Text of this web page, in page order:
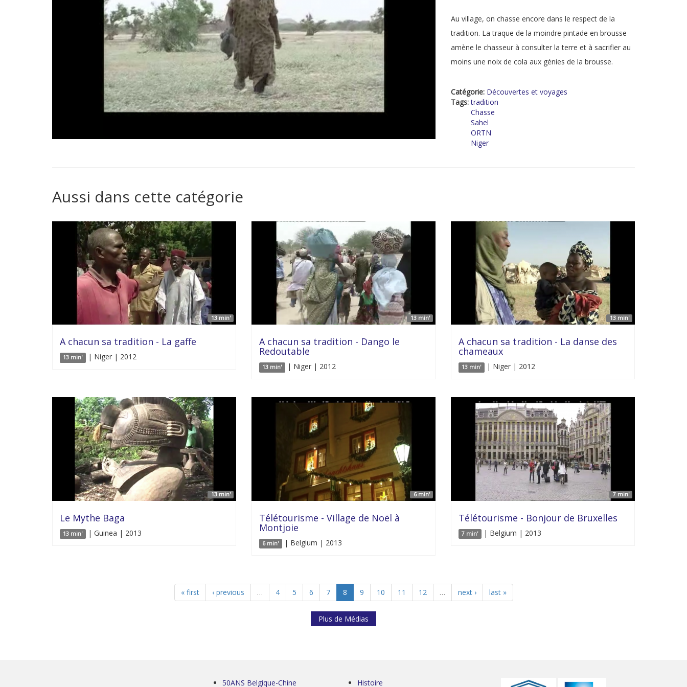
Au village, on chasse encore dans le respect de la
tradition. La traque de la moindre pintade en brousse
amène le chasseur à consulter la terre et à sacrifier au
moins une noix de cola aux génies de la brousse.
Catégorie: Découvertes et voyages
Tags:tradition
Chasse
Sahel
ORTN
Niger
Aussi dans cette catégorie
13 min'
A chacun sa tradition - La gaffe
13 min' | Niger | 2012
13 min'
A chacun sa tradition - Dango le
Redoutable
13 min' | Niger | 2012
13 min'
A chacun sa tradition - La danse des
chameaux
13 min' | Niger | 2012
13 min'
Le Mythe Baga
13 min' | Guinea | 2013
6 min'
Télétourisme - Village de Noël à
Montjoie
6 min' | Belgium | 2013
7 min'
Télétourisme - Bonjour de Bruxelles
7 min' | Belgium | 2013
« first ‹ previous … 4 5 6 7 8 9 10 11 12 … next › last »
Plus de Médias
50ANS Belgique-Chine Histoire